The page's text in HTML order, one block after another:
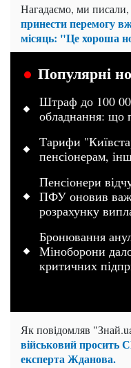
Нагадаємо, ми
принести перемогу
місяць: "Це хороша
Популярні
Штраф до 100
обладнання: що
Тарифи
пенсіонерам,
Пенсіонери
ПФУ оновив
розрахунку
Бронювання
Міноборони
критичних
Як повідомляв
військовий просить
експерта Жданова.